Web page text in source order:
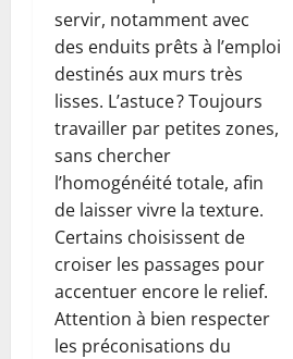
servir, notamment avec
des enduits prêts à l’emploi
destinés aux murs très
lisses. L’astuce ? Toujours
travailler par petites zones,
sans chercher
l’homogénéité totale, afin
de laisser vivre la texture.
Certains choisissent de
croiser les passages pour
accentuer encore le relief.
Attention à bien respecter
les préconisations du